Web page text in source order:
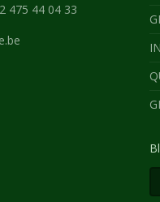
475 44 04 33